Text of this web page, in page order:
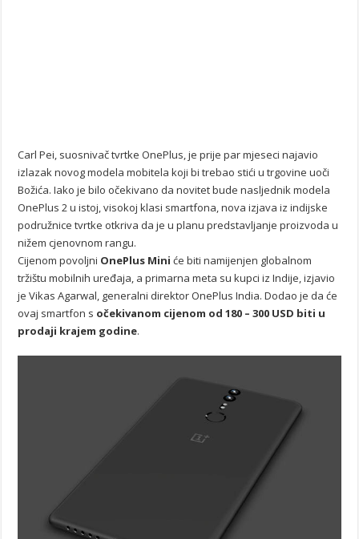
Carl Pei, suosnivač tvrtke OnePlus, je prije par mjeseci najavio
izlazak novog modela mobitela koji bi trebao stići u trgovine uoči
Božića. Iako je bilo očekivano da novitet bude nasljednik modela
OnePlus 2 u istoj, visokoj klasi smartfona, nova izjava iz indijske
podružnice tvrtke otkriva da je u planu predstavljanje proizvoda u
nižem cjenovnom rangu.
Cijenom povoljni OnePlus Mini će biti namijenjen globalnom
tržištu mobilnih uređaja, a primarna meta su kupci iz Indije, izjavio
je Vikas Agarwal, generalni direktor OnePlus India. Dodao je da će
ovaj smartfon s očekivanom cijenom od 180 – 300 USD biti u
prodaji krajem godine.